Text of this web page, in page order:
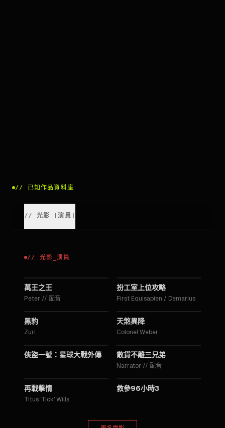
// 已知作品資料庫
// 光影 [演員
// 光影 _演員
萬王之王
Peter // 配音
扮工室上位攻略
First Equisapien / Demarius
黑豹
Zuri
2016
天煞異降
Colonel Weber
俠盜一號：星球大戰外傳 散貨不離三兄弟
Narrator // 配音
再戰擊情
Titus 'Tick' Wills
救參96小時3